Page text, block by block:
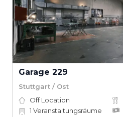
Garage 229
Stuttgart / Ost
Off Location
1 Veranstaltungsräume